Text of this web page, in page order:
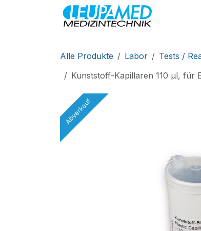
Zum Inhalt springen
Alle Produkte Labor Tests /
Kunststoff-Kapillaren 110 µl, für
Abverkauf